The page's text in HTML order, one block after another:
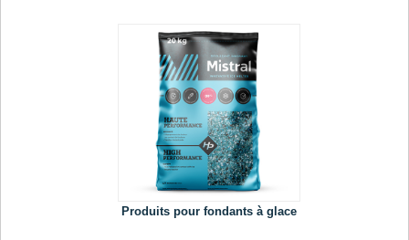
Produits pour fondants à glace